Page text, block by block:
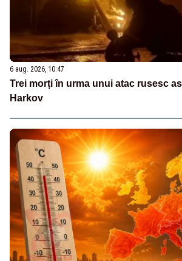
6 aug. 2026, 10:47
Trei morți în urma unui atac rusesc
Harkov